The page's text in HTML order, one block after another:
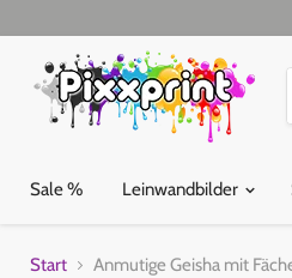
Sale % Leinwandbilder
Start Anmutige Geisha mit